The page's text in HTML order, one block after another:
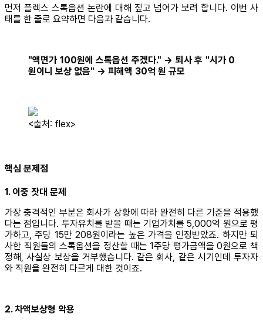
먼저 플렉스 스톡옵션 논란에 대해 짚고 넘어가 보려 합니다. 이번 사
태를 한 줄로 요약하면 다음과 같습니다.
"액면가 100원에 스톡옵션 주겠다." → 퇴사 후 "시가 0
원이니 보상 없음" → 피해액 30억 원 규모
<출처: flex>
핵심 문제점
1. 이중 잣대 문제
가장 충격적인 부분은 회사가 상황에 따라 완전히 다른 기준을 적용했
다는 점입니다. 투자유치를 받을 때는 기업가치를 5,000억 원으로 평
가하고, 주당 15만 208원이라는 높은 가격을 인정받았죠. 하지만 퇴
사한 직원들의 스톡옵션을 정산할 때는 1주당 평가금액을 0원으로 책
정해, 사실상 보상을 거부했습니다. 같은 회사, 같은 시기인데 투자자
와 직원을 완전히 다르게 대한 것이죠.
2. 차액보상형 악용